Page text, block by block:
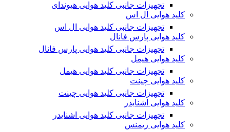
تجهیزات جانبی کلید هوایی هیوندای
کلید هوایی ال اس
تجهیزات جانبی کلید هوایی ال اس
کلید هوایی پارس فانال
تجهیزات جانبی کلید هوایی پارس فانال
کلید هوایی هیمل
تجهیزات جانبی کلید هوایی هیمل
کلید هوایی چینت
تجهیزات جانبی کلید هوایی چینت
کلید هوایی اشنایدر
تجهیزات جانبی کلید هوایی اشنایدر
کلید هوایی زیمنس